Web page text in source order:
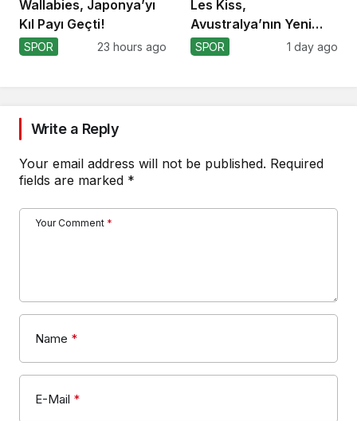
Wallabies, Japonya’yı
Kıl Payı Geçti!
SPOR 23 hours ago
Les Kiss,
Avustralya’nın Yeni
Koçu Olarak Debüt
SPOR 1 day ago
Write a Reply
Your email address will not be published. Required
fields are marked *
Your Comment *
Name *
E-Mail *